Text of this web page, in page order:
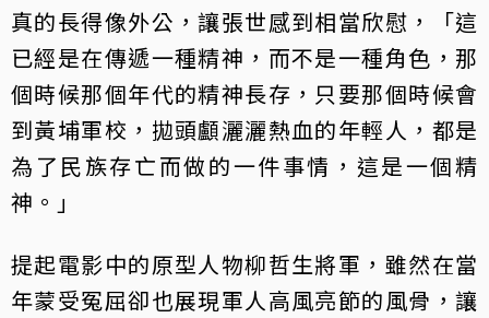
真的長得像外公，讓張世感到相當欣慰，「這
已經是在傳遞一種精神，而不是一種角色，那
個時候那個年代的精神長存，只要那個時候會
到黃埔軍校，拋頭顱灑灑熱血的年輕人，都是
為了民族存亡而做的一件事情，這是一個精
神。」
提起電影中的原型人物柳哲生將軍，雖然在當
年蒙受冤屈卻也展現軍人高風亮節的風骨，讓